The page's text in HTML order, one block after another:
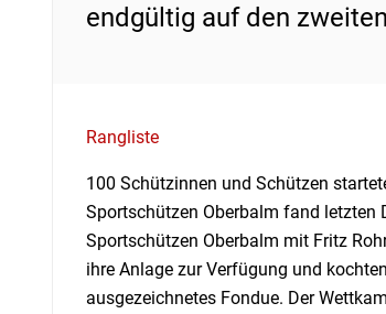
endgültig auf den
Rangliste
100 Schützinnen und Schützen
Sportschützen Oberbalm fand letzten
Sportschützen Oberbalm mit Fritz
ihre Anlage zur Verfügung und
ausgezeichnetes Fondue. Der